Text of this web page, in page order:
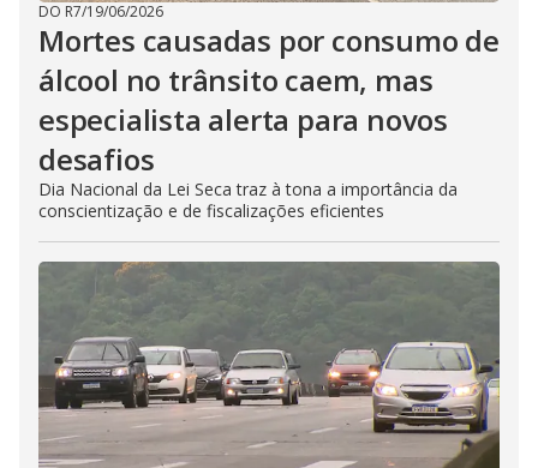
DO R7/19/06/2026
Mortes causadas por consumo de
álcool no trânsito caem, mas
especialista alerta para novos
desafios
Dia Nacional da Lei Seca traz à tona a importância da
conscientização e de fiscalizações eficientes